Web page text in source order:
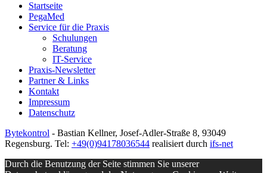
Startseite
PegaMed
Service für die Praxis
Schulungen
Beratung
IT-Service
Praxis-Newsletter
Partner & Links
Kontakt
Impressum
Datenschutz
Bytekontrol - Bastian Kellner, Josef-Adler-Straße 8, 93049
Regensburg. Tel: +49(0)94178036544 realisiert durch ifs-net
Durch die Benutzung der Seite stimmen Sie unserer